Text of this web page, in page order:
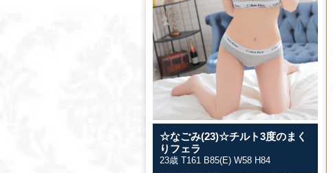
☆なごみ(23)☆チルト3度のまく
りフェラ
23歳 T161 B85(E) W58 H84